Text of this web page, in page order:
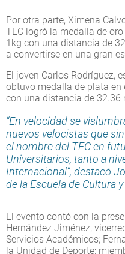
Por otra parte, Ximena
TEC logró la medalla de
1kg con una distancia de
a convertirse en una gran
El joven Carlos Rodríguez,
obtuvo medalla de plata
con una distancia de 32.36
“En velocidad se
nuevos velocistas que
el nombre del TEC en
Universitarios, tanto a
Internacional”, destacó
de la Escuela de Cultura
El evento contó con la
Hernández Jiménez,
Servicios Académicos;
la Unidad de Deporte;